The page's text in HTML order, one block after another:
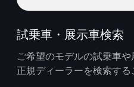
試乗車・展示車検索
ご希望のモデルの試乗車
正規ディーラーを検索する